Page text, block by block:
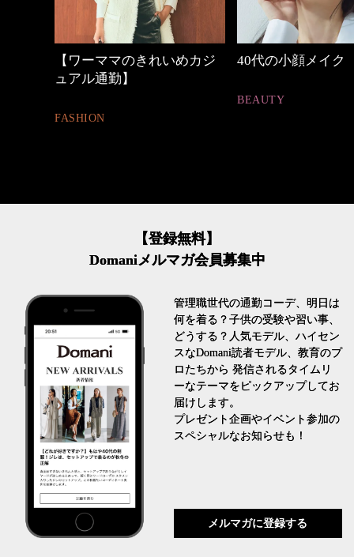
40代の小顔メイク
心地よくいられる
【登録無料】
Domaniメルマガ会員募集中
管理職世代の通勤コーデ、明日は
何を着る？子供の受験や習い事、
どうする？人気モデル、ハイセン
スなDomani読者モデル、教育のプ
ロたちから 発信されるタイムリ
ーなテーマをピックアップしてお
届けします。
プレゼント企画やイベント参加の
スペシャルなお知らせも！
メルマガに登録する